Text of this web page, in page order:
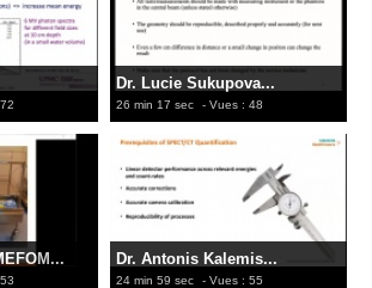
Dr. Lucie Sukupova...
26 min 17 sec - Vues : 48
Dr. Antonis Kalemis...
24 min 59 sec - Vues : 55